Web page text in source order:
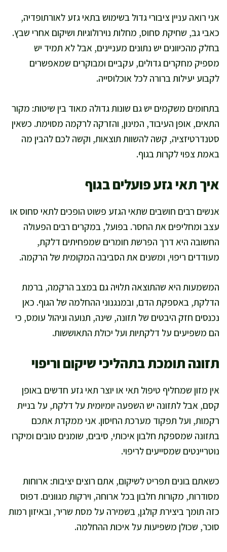
אני רואה עניין ציבורי גדול בשימוש בתאי גזע לאורתופדיה,
כאבי גב, שחיקת סחוס, מחלות נוירולוגיות ושיקום אחרי שבץ.
בחלק מהכיוונים יש נתונים מעניינים, אבל לא תמיד יש
מספיק מחקרים גדולים, עקביים ומבוקרים שמאפשרים
לקבוע יעילות ברורה לכל אוכלוסייה.
בתחומים משקמים יש גם שונות גדולה מאוד בין שיטות: מקור
התאים, אופן העיבוד, המינון, והזרקה לרקמה מסוימת. כשאין
סטנדרטיזציה, קשה להשוות תוצאות, וקשה לכם להבין מה
באמת צפוי לקרות בגוף.
איך תאי גזע פועלים בגוף
אנשים רבים חושבים שתאי הגזע פשוט הופכים לתאי סחוס או
עצב ומחליפים את החסר. בפועל, במקרים רבים הפעולה
החשובה היא דרך הפרשת חומרים שמפחיתים דלקת,
מעודדים ריפוי, ומשנים את הסביבה המקומית של הרקמה.
המשמעות היא שהתוצאה תלויה גם במצב הרקמה, ברמת
הדלקת, באספקת הדם, ובמנגנוני ההחלמה של הגוף. כאן
נכנסים חזק היבטים של תזונה, שינה, תנועה וניהול עומס, כי
הם משפיעים על דלקתיות ועל יכולת התאוששות.
תזונה תומכת בתהליכי שיקום וריפוי
אין מזון שמחליף טיפול תאי או יוצר תאי גזע חדשים באופן
קסם, אבל לתזונה יש השפעה יומיומית על דלקת, על בניית
רקמות, ועל תפקוד מערכת החיסון. אני ממקדת אתכם
בתזונה שמספקת חלבון איכותי, סיבים, שומנים טובים ומיקרו
נוטריינטים שמסייעים לריפוי.
כשאתם בונים תפריט לשיקום, אתם רוצים יציבות: ארוחות
מסודרות, מקורות חלבון בכל ארוחה, וירקות מגוונים. דפוס
כזה תומך ביצירת קולגן, בשמירה על מסת שריר, ובאיזון רמות
סוכר, שכולן משפיעות על איכות ההחלמה.